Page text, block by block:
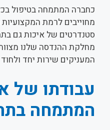
כחברה המתמחה בטיפול
מחוייבים לרמת
סטנדרטים של איכות גם
מחלקת ההנדסה שלנו
המעניקים שירות יחד
עבודתו של
המתמחה